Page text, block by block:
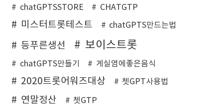
chatGPTSSTORE
CHATGTP
미스터트롯테스트 chatGPTS만드는법
등푸른생선 보이스트롯
chatGPTS만들기 게실염에좋은음식
2020트롯어워즈대상 쳇GPT사용법
연말정산 쳇GTP